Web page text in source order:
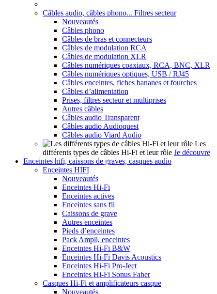
Câbles audio, câbles phono... Filtres secteur
Nouveautés
Câbles phono
Câbles de bras et connecteurs
Câbles de modulation RCA
Câbles de modulation XLR
Câbles numériques coaxiaux, RCA, BNC, XLR
Câbles numériques optiques, USB / RJ45
Câbles enceintes, fiches bananes et fourches
Câbles d’alimentation
Prises, filtres secteur et multiprises
Autres câbles
Câbles audio Transparent
Câbles audio Audioquest
Câbles audio Viard Audio
Les
différents types de câbles Hi-Fi et leur rôle Je découvre
Enceintes hifi, caissons de graves, casques audio
Enceintes HIFI
Nouveautés
Enceintes Hi-Fi
Enceintes actives
Enceintes sans fil
Caissons de grave
Autres enceintes
Pieds d’enceintes
Pack Ampli, enceintes
Enceintes Hi-Fi B&W
Enceintes Hi-Fi Davis Acoustics
Enceintes Hi-Fi Pro-Ject
Enceintes Hi-Fi Sonus Faber
Casques Hi-Fi et amplificateurs casque
Nouveautés